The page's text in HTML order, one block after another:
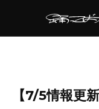
【7/5情報更